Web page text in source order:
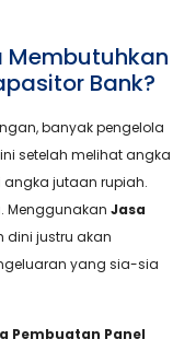
Membutuhkan
Bank?
banyak pengelola
setelah melihat angka
jutaan rupiah.
Menggunakan Jasa
dini justru akan
yang sia-sia
Pembuatan Panel